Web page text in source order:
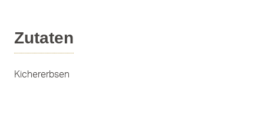
Zutaten
Kichererbsen